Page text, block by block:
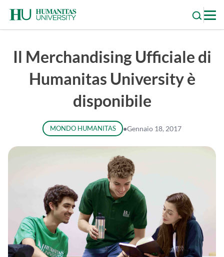
content
Il Merchandising Ufficiale di
Humanitas University è
disponibile
MONDO HUMANITAS ●Gennaio 18, 2017